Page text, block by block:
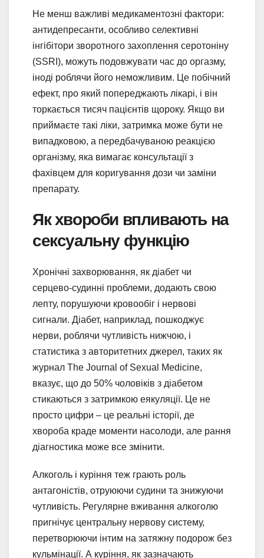
Не менш важливі медикаментозні фактори:
антидепресанти, особливо селективні
інгібітори зворотного захоплення серотоніну
(SSRI), можуть подовжувати час до оргазму,
іноді роблячи його неможливим. Це побічний
ефект, про який попереджають лікарі, і він
торкається тисяч пацієнтів щороку. Якщо ви
приймаєте такі ліки, затримка може бути не
випадковою, а передбачуваною реакцією
організму, яка вимагає консультації з
фахівцем для коригування дози чи заміни
препарату.
Як хвороби впливають на
сексуальну функцію
Хронічні захворювання, як діабет чи
серцево-судинні проблеми, додають свою
лепту, порушуючи кровообіг і нервові
сигнали. Діабет, наприклад, пошкоджує
нерви, роблячи чутливість нижчою, і
статистика з авторитетних джерел, таких як
журнал The Journal of Sexual Medicine,
вказує, що до 50% чоловіків з діабетом
стикаються з затримкою еякуляції. Це не
просто цифри – це реальні історії, де
хвороба краде моменти насолоди, але рання
діагностика може все змінити.
Алкоголь і куріння теж грають роль
антагоністів, отруюючи судини та знижуючи
чутливість. Регулярне вживання алкоголю
пригнічує центральну нервову систему,
перетворюючи інтим на затяжну подорож без
кульмінації. А куріння, як зазначають